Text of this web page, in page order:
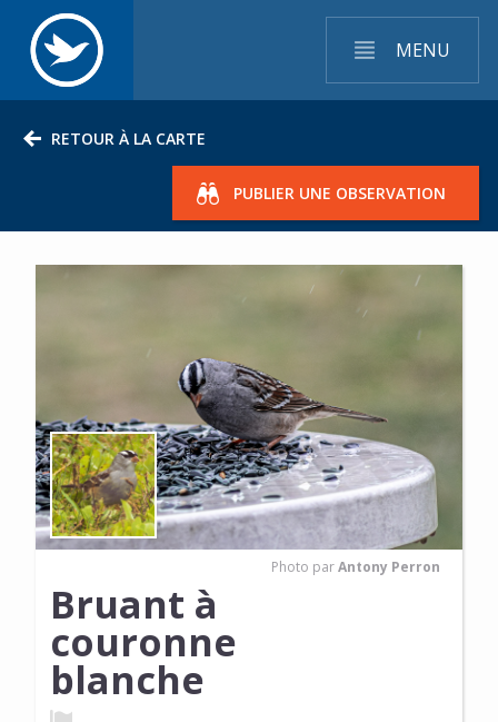
MENU
RETOUR À LA CARTE
PUBLIER UNE OBSERVATION
Photo parAntony Perron
Bruant à
couronne
blanche